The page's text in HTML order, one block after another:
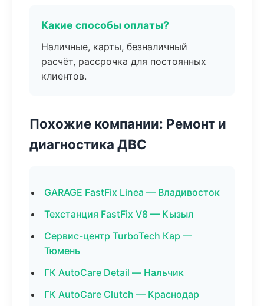
Какие способы оплаты?
Наличные, карты, безналичный
расчёт, рассрочка для постоянных
клиентов.
Похожие компании: Ремонт и
диагностика ДВС
GARAGE FastFix Linea — Владивосток
Техстанция FastFix V8 — Кызыл
Сервис-центр TurboTech Кар —
Тюмень
ГК AutoCare Detail — Нальчик
ГК AutoCare Clutch — Краснодар